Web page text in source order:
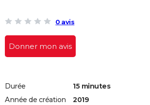
0 avis
Donner mon avis
Durée
15 minutes
Année de création
2019